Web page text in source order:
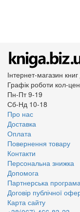
Інтернет-магазин
Графік роботи кол-
Пн-Пт 9-19
Сб-Нд 10-18
Про нас
Доставка
Оплата
Повернення товару
Контакти
Персональна знижка
Допомога
Партнерська
Договір публічної
Карта сайту